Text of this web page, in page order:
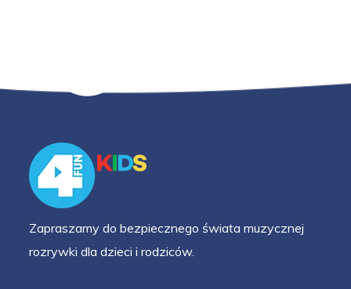
Zapraszamy do bezpiecznego świata muzycznej
rozrywki dla dzieci i rodziców.